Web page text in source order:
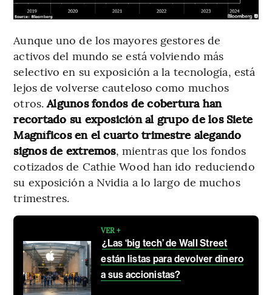
Aunque uno de los mayores gestores de
activos del mundo se está volviendo más
selectivo en su exposición a la tecnología, está
lejos de volverse cauteloso como muchos
otros.Algunos fondos de cobertura han
recortado su exposición al grupo de los Siete
Magníficos en el cuarto trimestre alegando
signos de extremos, mientras que los fondos
cotizados de Cathie Wood han ido reduciendo
su exposición a Nvidia a lo largo de muchos
trimestres.
VER +
¿Las ‘big tech’ de Wall Street
están listas para devolver dinero
a sus accionistas?